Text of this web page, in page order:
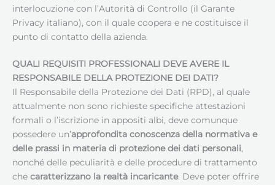
interlocuzione con l’Autorità di Controllo (il Garante
Privacy italiano), con il quale coopera e ne costituisce il
punto di contatto della azienda.
QUALI REQUISITI PROFESSIONALI DEVE AVERE IL
RESPONSABILE DELLA PROTEZIONE DEI DATI?
Il Responsabile della Protezione dei Dati (RPD), al quale
attualmente non sono richieste specifiche attestazioni
formali o l’iscrizione in appositi albi, deve comunque
possedere un’approfondita conoscenza della normativa e
delle prassi in materia di protezione dei dati personali,
nonché delle peculiarità e delle procedure di trattamento
che caratterizzano la realtà incaricante. Deve poter offrire